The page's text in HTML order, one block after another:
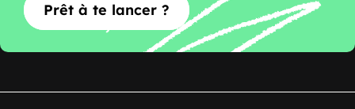
Prêt à te lancer ?